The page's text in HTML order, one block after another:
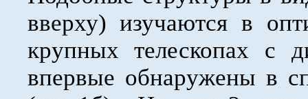
вверху) изучаются в
крупных телескопах
впервые обнаружены в